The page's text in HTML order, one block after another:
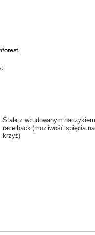
Stałe z wbudowanym haczykiem
racerback (możliwość spięcia na
krzyż)